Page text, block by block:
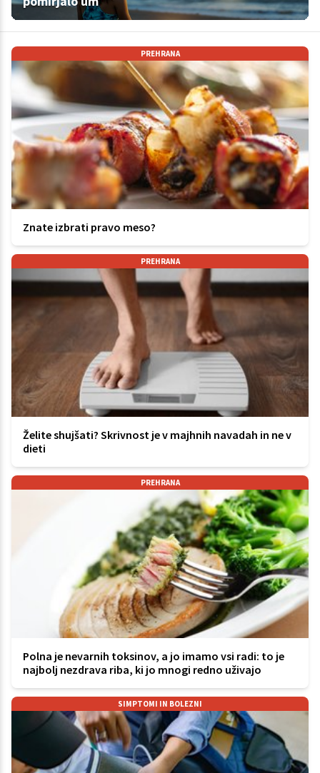
PREHRANA
Znate izbrati pravo meso?
PREHRANA
Želite shujšati? Skrivnost je v majhnih navadah in ne v
dieti
PREHRANA
Polna je nevarnih toksinov, a jo imamo vsi radi: to je
najbolj nezdrava riba, ki jo mnogi redno uživajo
SIMPTOMI IN BOLEZNI